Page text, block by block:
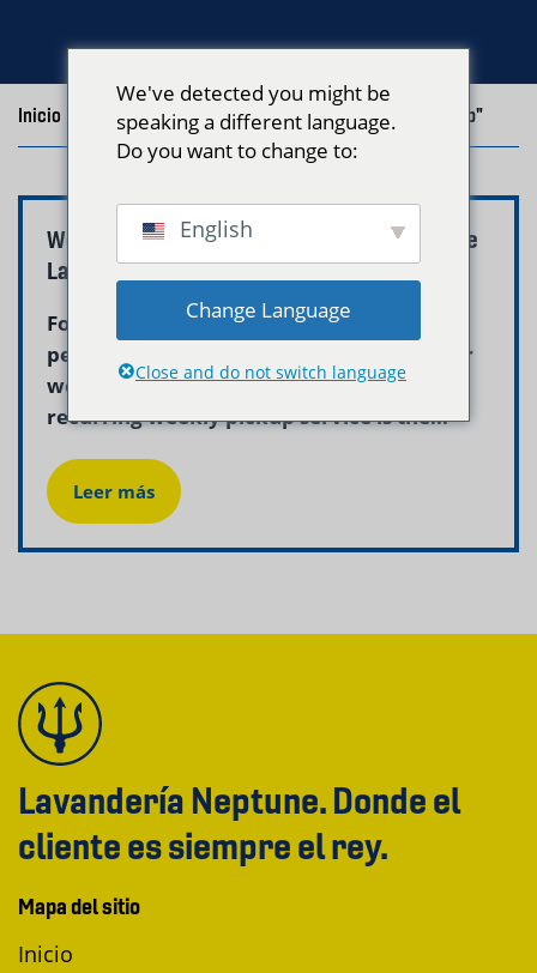
Inicio / Posts with the tag "recurring laundry pickup"
Weekly Laundry Service Boston MA | Neptune
Laundry
For Boston residents who want to
permanently eliminate laundry from their
weekly task list, Neptune Laundry’s
recurring weekly pickup service is the...
Leer más
Lavandería Neptune. Donde el
cliente es siempre el rey.
Mapa del sitio
Inicio
We've detected you might be
speaking a different language.
Do you want to change to:
English
Change Language
Close and do not switch language